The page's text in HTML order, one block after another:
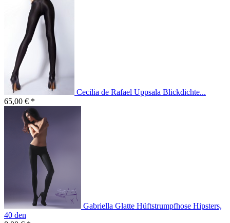
Cecilia de Rafael Uppsala Blickdichte...
65,00 € *
Gabriella Glatte Hüftstrumpfhose Hipsters,
40 den